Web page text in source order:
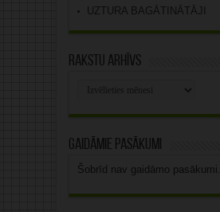
UZTURA BAGĀTINĀTĀJI
Rakstu arhīvs
Gaidāmie pasākumi
Šobrīd nav gaidāmo pasākumi.